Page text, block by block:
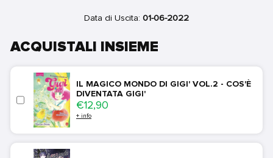
Data di Uscita: 01-06-2022
ACQUISTALI INSIEME
IL MAGICO MONDO DI GIGI' VOL.2 - COS'È
DIVENTATA GIGI'
Price
€12,90
+ info